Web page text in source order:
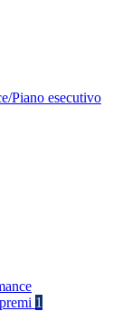
Piano esecutivo
1